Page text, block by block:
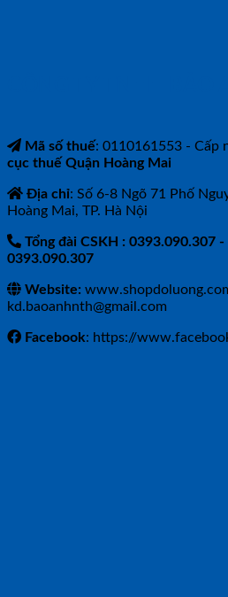
Mã số thuế: 0110161553 - Cấp
cục thuế Quận Hoàng Mai
Địa chỉ: Số 6-8 Ngõ 71 Phố
Hoàng Mai, TP. Hà Nội
Tổng đài CSKH : 0393.090.307 -
0393.090.307
Website:
kd.baoanhnth@gmail.com
Facebook: https://